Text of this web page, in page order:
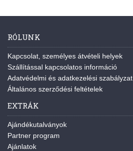
RÓLUNK
Kapcsolat, személyes átvételi helyek
Szállítással kapcsolatos információ
Adatvédelmi és adatkezelési szabályzat
Általános szerződési feltételek
EXTRÁK
Ajándékutalványok
Partner program
Ajánlatok